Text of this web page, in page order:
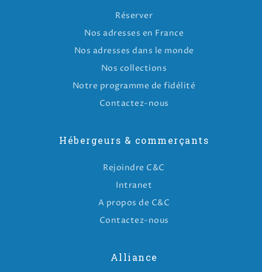
Réserver
Nos adresses en France
Nos adresses dans le monde
Nos collections
Notre programme de fidélité
Contactez-nous
Hébergeurs & commerçants
Rejoindre C&C
Intranet
A propos de C&C
Contactez-nous
Alliance